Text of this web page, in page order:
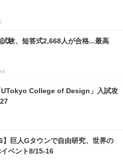
験、短答式2,668人が合格...最高
UTokyo College of Design」入試攻
】巨人Gタウンで自由研究、世界の
ベント8/15-16